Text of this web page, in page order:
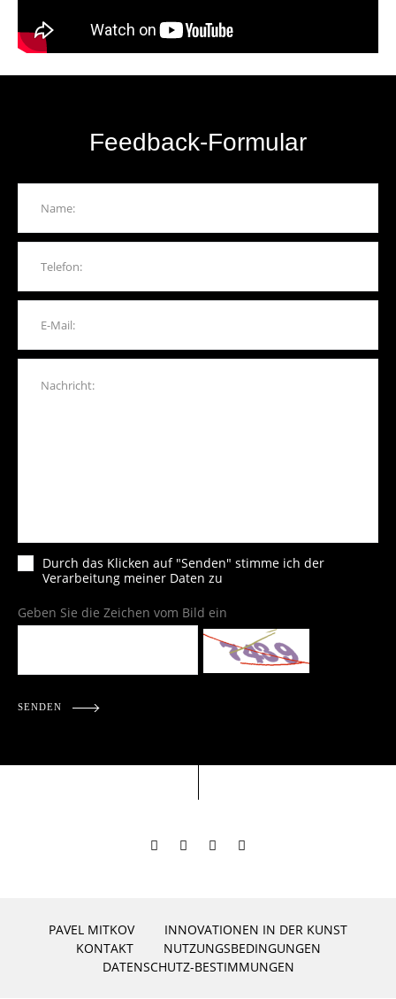
Feedback-Formular
Durch das Klicken auf "Senden" stimme ich der
Verarbeitung meiner Daten zu
Geben Sie die Zeichen vom Bild ein
SENDEN
PAVEL MITKOV
INNOVATIONEN IN DER KUNST
KONTAKT
NUTZUNGSBEDINGUNGEN
DATENSCHUTZ-BESTIMMUNGEN